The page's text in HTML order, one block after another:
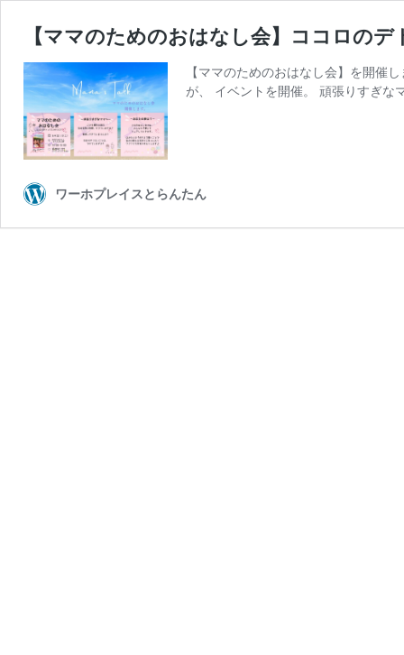
【ママのためのおはなし会】ココロの
【ママのためのおはなし会】を開催
が、 イベントを開催。 頑張りすぎ
ワーホプレイスとらんたん